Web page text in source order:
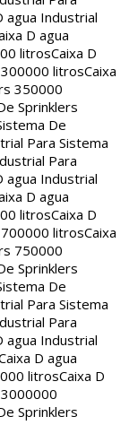
agua Industrial
D agua
litrosCaixa D
litrosCaixa
350000
Sprinklers
De
Para Sistema
Para
agua Industrial
D agua
litrosCaixa D
litrosCaixa
750000
Sprinklers
De
Para Sistema
Para
agua Industrial
D agua
litrosCaixa D
Sprinklers